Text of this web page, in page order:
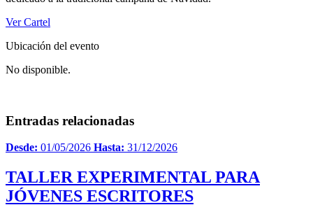
Ver Cartel
Ubicación del evento
No disponible.
Entradas relacionadas
Desde: 01/05/2026 Hasta: 31/12/2026
TALLER EXPERIMENTAL PARA
JÓVENES ESCRITORES